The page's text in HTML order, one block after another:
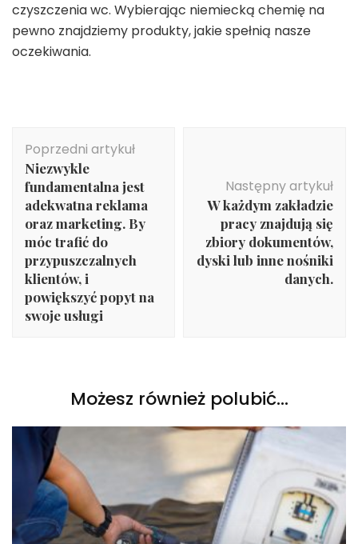
czyszczenia wc. Wybierając niemiecką chemię na
pewno znajdziemy produkty, jakie spełnią nasze
oczekiwania.
wpisu
Poprzedni artykuł
Niezwykle
fundamentalna jest
adekwatna reklama
oraz marketing. By
móc trafić do
przypuszczalnych
klientów, i
powiększyć popyt na
swoje usługi
Następny artykuł
W każdym zakładzie
pracy znajdują się
zbiory dokumentów,
dyski lub inne nośniki
danych.
Możesz również polubić…